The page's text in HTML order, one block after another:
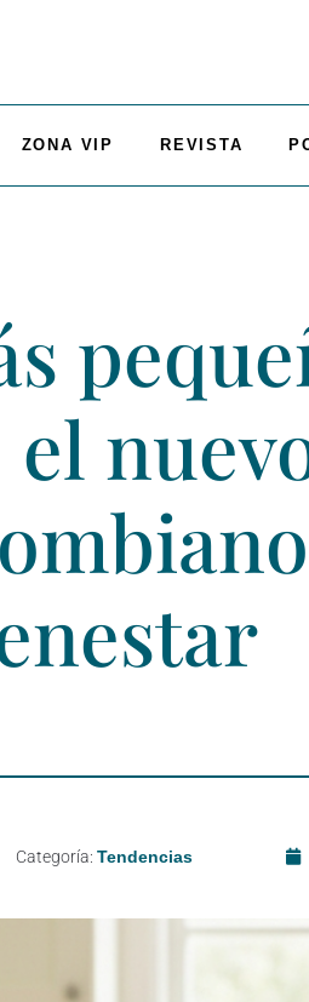
ZONA VIP REVISTA
Categoría: Tendencias